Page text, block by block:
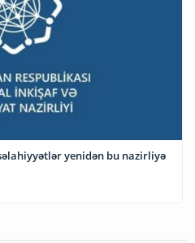
yenidən bu nazirliyə